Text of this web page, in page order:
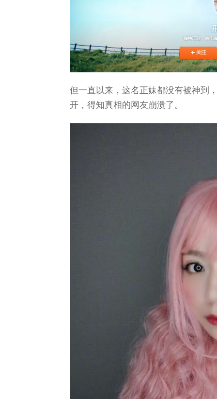
但一直以来，这名正妹都没有被神到
开，得知真相的网友崩溃了。